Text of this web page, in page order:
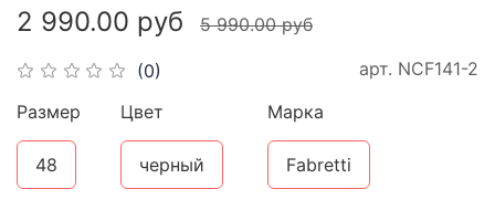
(0) арт. NCF141-2
2 990.00 руб 5 990.00 руб
Размер
48
Цвет
черный
Марка
Fabretti